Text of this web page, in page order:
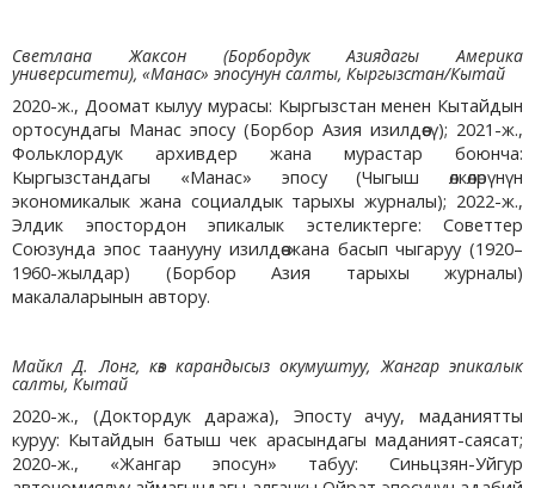
Светлана Жаксон (Борбордук Азиядагы Америка
университети), «Манас» эпосунун салты, Кыргызстан/Кытай
2020-ж., Доомат кылуу мурасы: Кыргызстан менен Кытайдын
ортосундагы Манас эпосу (Борбор Азия изилдөөсү); 2021-ж.,
Фольклордук архивдер жана мурастар боюнча:
Кыргызстандагы «Манас» эпосу (Чыгыш өлкөлөрүнүн
экономикалык жана социалдык тарыхы журналы); 2022-ж.,
Элдик эпостордон эпикалык эстеликтерге: Советтер
Союзунда эпос таанууну изилдөө жана басып чыгаруу (1920–
1960-жылдар) (Борбор Азия тарыхы журналы)
макалаларынын автору.
Майкл Д. Лонг, көз карандысыз окумуштуу, Жангар эпикалык
салты, Кытай
2020-ж., (Доктордук даража), Эпосту ачуу, маданиятты
куруу: Кытайдын батыш чек арасындагы маданият-саясат;
2020-ж., «Жангар эпосун» табуу: Синьцзян-Уйгур